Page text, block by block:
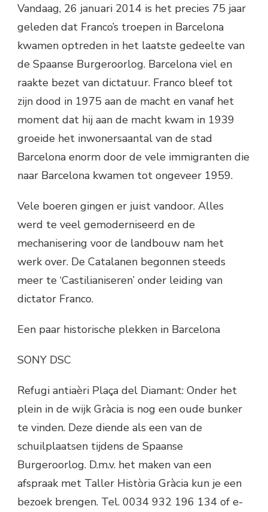
Vandaag, 26 januari 2014 is het precies 75 jaar
geleden dat Franco’s troepen in Barcelona
kwamen optreden in het laatste gedeelte van
de Spaanse Burgeroorlog. Barcelona viel en
raakte bezet van dictatuur. Franco bleef tot
zijn dood in 1975 aan de macht en vanaf het
moment dat hij aan de macht kwam in 1939
groeide het inwonersaantal van de stad
Barcelona enorm door de vele immigranten die
naar Barcelona kwamen tot ongeveer 1959.
Vele boeren gingen er juist vandoor. Alles
werd te veel gemoderniseerd en de
mechanisering voor de landbouw nam het
werk over. De Catalanen begonnen steeds
meer te ‘Castilianiseren’ onder leiding van
dictator Franco.
Een paar historische plekken in Barcelona
SONY DSC
Refugi antiaèri Plaça del Diamant: Onder het
plein in de wijk Gràcia is nog een oude bunker
te vinden. Deze diende als een van de
schuilplaatsen tijdens de Spaanse
Burgeroorlog. D.m.v. het maken van een
afspraak met Taller Història Gràcia kun je een
bezoek brengen. Tel. 0034 932 196 134 of e-